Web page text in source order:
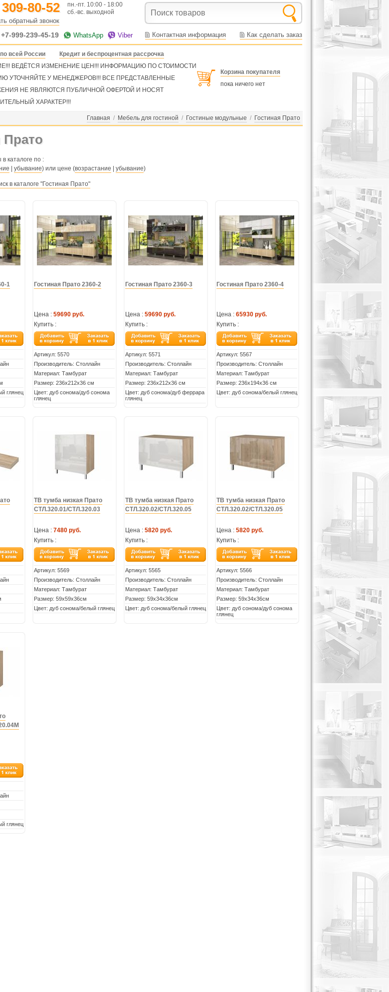
80-52
обратный звонок
пн.-пт. 10:00 - 18:00
сб.-вс. выходной
+7-999-239-45-19 WhatsApp Viber Контактная информация Как сделать заказ
всей России
Кредит и беспроцентная рассрочка
ВЕДЁТСЯ ИЗМЕНЕНИЕ ЦЕН!!! ИНФОРМАЦИЮ ПО СТОИМОСТИ
УТОЧНЯЙТЕ У МЕНЕДЖЕРОВ!!! ВСЕ ПРЕДСТАВЛЕННЫЕ
НЕ ЯВЛЯЮТСЯ ПУБЛИЧНОЙ ОФЕРТОЙ И НОСЯТ
ХАРАКТЕР!!!
Корзина покупателя
пока ничего нет
Главная / Мебель для гостиной / Гостиные модульные / Гостиная Прато
Прато
каталоге по :
убывание) или цене (возрастание убывание)
в каталоге "Гостиная Прато"
1
глянец
Гостиная Прато 2360-2
Цена : 59690 руб.
Купить :
Артикул: 5570
Производитель: Столлайн
Материал: Тамбурат
Размер: 236х212х36 см
Цвет: дуб сонома/дуб сонома
глянец
Гостиная Прато 2360-3
Цена : 59690 руб.
Купить :
Артикул: 5571
Производитель: Столлайн
Материал: Тамбурат
Размер: 236х212х36 см
Цвет: дуб сонома/дуб феррара
глянец
Гостиная Прато 2360-4
Цена : 65930 руб.
Купить :
Артикул: 5567
Производитель: Столлайн
Материал: Тамбурат
Размер: 236х194х36 см
Цвет: дуб сонома/белый глянец
ТВ тумба низкая Прато
СТЛ.320.01/СТЛ.320.03
Цена : 7480 руб.
Купить :
Артикул: 5569
Производитель: Столлайн
Материал: Тамбурат
Размер: 59х59х36см
Цвет: дуб сонома/белый глянец
ТВ тумба низкая Прато
СТЛ.320.02/СТЛ.320.05
Цена : 5820 руб.
Купить :
Артикул: 5565
Производитель: Столлайн
Материал: Тамбурат
Размер: 59х34х36см
Цвет: дуб сонома/белый глянец
ТВ тумба низкая Прато
СТЛ.320.02/СТЛ.320.05
Цена : 5820 руб.
Купить :
Артикул: 5566
Производитель: Столлайн
Материал: Тамбурат
Размер: 59х34х36см
Цвет: дуб сонома/дуб сонома
глянец
глянец